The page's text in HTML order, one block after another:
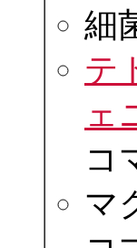
細
テ
ェ
コ
マ